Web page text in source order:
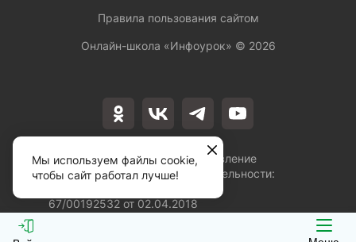
Лицензия на осуществление
образовательной деятельности:
67/00192532 от 02.04.2018
Правила пользования сайтом
Онлайн-школа «Инфоурок» © 2026
Мы используем файлы cookie,
чтобы сайт работал лучше!